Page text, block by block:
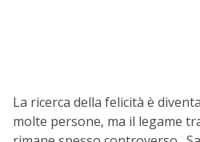
La ricerca della felicità è
molte persone, ma il legame